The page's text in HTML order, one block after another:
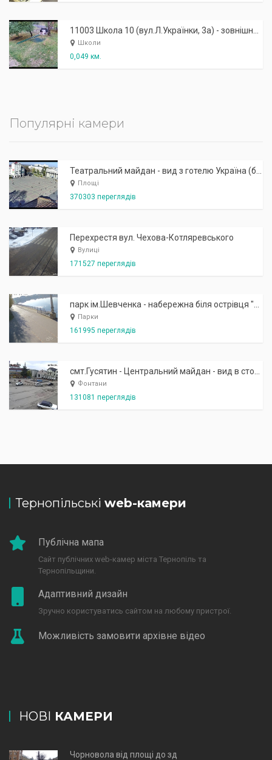
Школи
0,049 км.
Популярні камери
Площі
370303 переглядів
Перехрестя вул. Чехова-Котляревського
Вулиці
171527 переглядів
Парки
161995 переглядів
Фонтани
131081 переглядів
Тернопільські web-камери
Публічна мапа
Сайт публічних web-камер міста Тернопіль та
Тернопільщини.
Адаптивний дизайн
Зручно користуватись сайтом на любому пристрої.
Можливість замовити архівне відео
НОВІ КАМЕРИ
Чорновола від площі до зд